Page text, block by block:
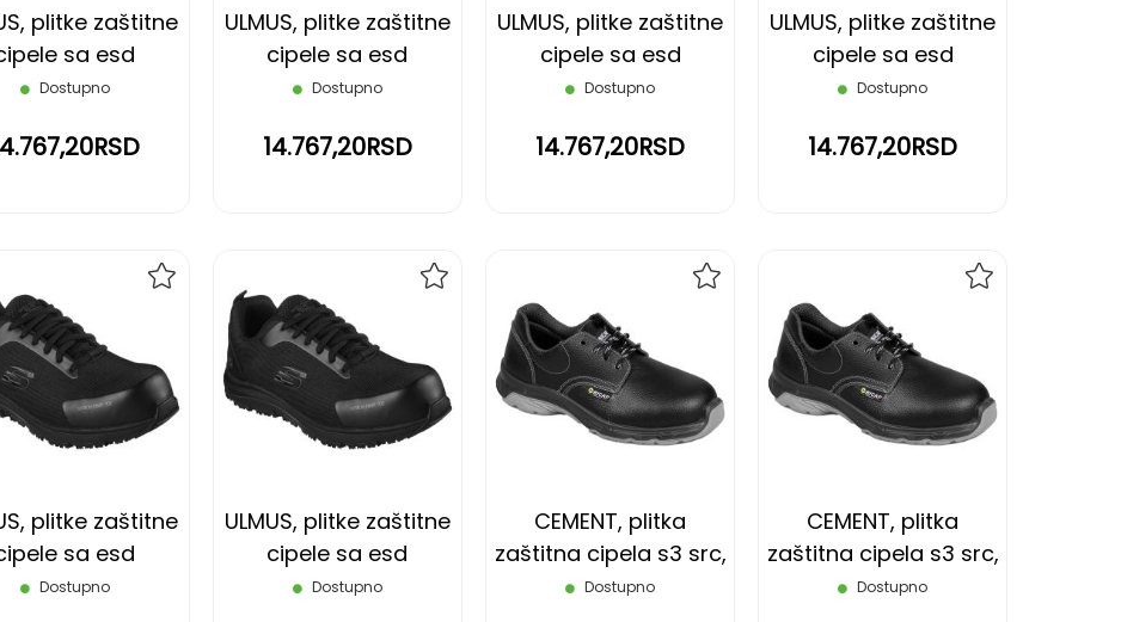
plitke zaštitne
sa esd
s3 src, crne,
Dostupno
ULMUS, plitke zaštitne
cipele sa esd
funkcijom s3 src, crne,
Dostupno
14.767,20RSD
ULMUS, plitke zaštitne
cipele sa esd
funkcijom s3 src, crne,
Dostupno
14.767,20RSD
ULMUS, plitke zaštitne
cipele sa esd
funkcijom s3 src, crne,
Dostupno
14.767,20RSD
plitke zaštitne
sa esd
s3 src, crne,
Dostupno
LISTU
ŽELJA
ULMUS, plitke zaštitne
cipele sa esd
funkcijom s3 src, crne,
Dostupno
LISTU
ŽELJA
CEMENT, plitka
zaštitna cipela s3 src,
crna, 36
Dostupno
LISTU
ŽELJA
CEMENT, plitka
zaštitna cipela s3 src,
crna, 37
Dostupno
LISTU
ŽELJA